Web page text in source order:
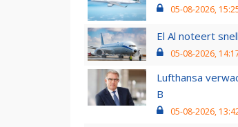
05-08-2026,
El Al noteert
05-08-2026,
Lufthansa
B
05-08-2026,